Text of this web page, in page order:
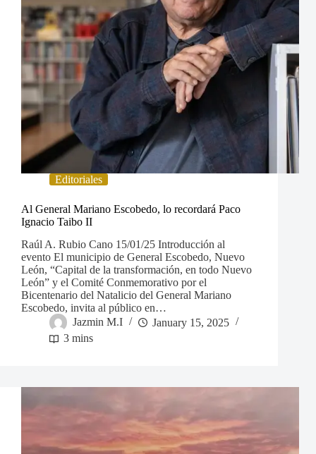
Editoriales
Al General Mariano Escobedo, lo recordará Paco
Ignacio Taibo II
Raúl A. Rubio Cano 15/01/25 Introducción al
evento El municipio de General Escobedo, Nuevo
León, “Capital de la transformación, en todo Nuevo
León” y el Comité Conmemorativo por el
Bicentenario del Natalicio del General Mariano
Escobedo, invita al público en…
Jazmin M.I
January 15, 2025
3 mins